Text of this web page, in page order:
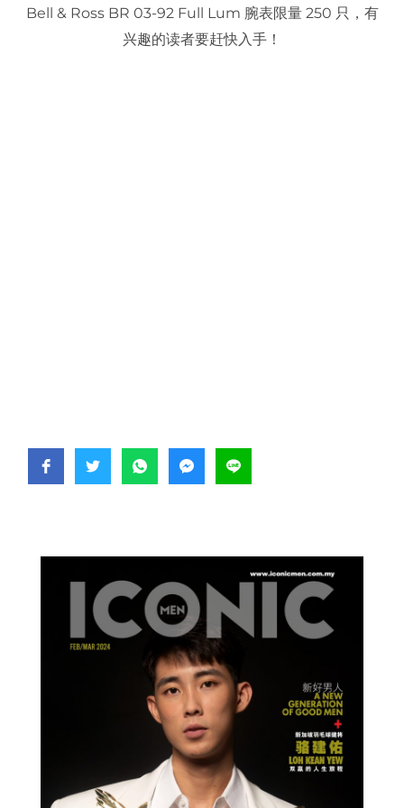
Bell & Ross BR 03-92 Full Lum 腕表限量 250 只，有
兴趣的读者要赶快入手！